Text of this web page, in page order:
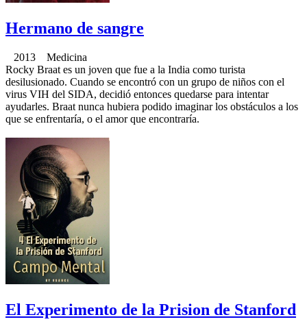
Hermano de sangre
2013 Medicina
Rocky Braat es un joven que fue a la India como turista
desilusionado. Cuando se encontró con un grupo de niños con el
virus VIH del SIDA, decidió entonces quedarse para intentar
ayudarles. Braat nunca hubiera podido imaginar los obstáculos a los
que se enfrentaría, o el amor que encontraría.
El Experimento de la Prision de Stanford